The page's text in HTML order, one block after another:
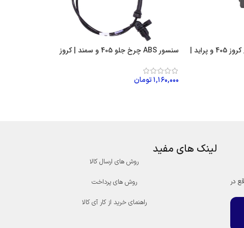
پتانسیومتر زیمنس طرح کروز 405 و پراید |
سنسور ABS چرخ جلو 405 و سمند | کروز
۱,۱۶۰,۰۰۰تومان
در
لینک های مفید
روش های ارسال کالا
روش های پرداخت
راهنمای خرید از کار آی کالا